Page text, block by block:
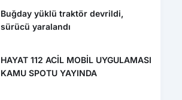
Buğday yüklü traktör devrildi,
sürücü yaralandı
HAYAT 112 ACİL MOBİL UYGULAMASI
KAMU SPOTU YAYINDA